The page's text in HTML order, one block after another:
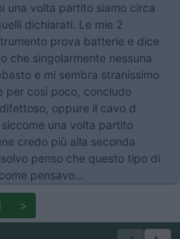
una volta partito siamo circa
dichiarati. Le mie 2
prova batterie e dice
che singolarmente nessuna
e mi sembra stranissimo
per così poco, concludo
oppure il cavo d
una volta partito
credo più alla seconda
penso che questo tipo di
pensavo...
>